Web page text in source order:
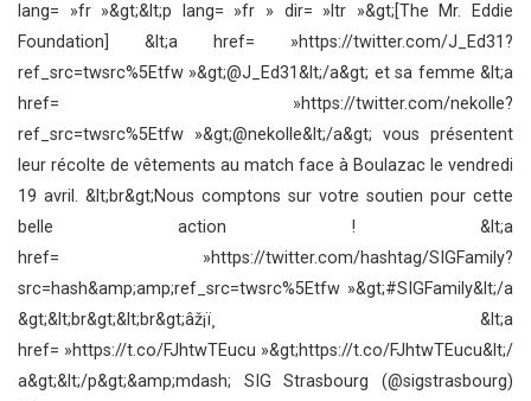
lang= »fr »&gt;&lt;p lang= »fr » dir= »ltr »&gt;[The Mr. Eddie
Foundation] &lt;a href= »https://twitter.com/J_Ed31?
ref_src=twsrc%5Etfw »&gt;@J_Ed31&lt;/a&gt; et sa femme &lt;a
href= »https://twitter.com/nekolle?
ref_src=twsrc%5Etfw »&gt;@nekolle&lt;/a&gt; vous présentent
leur récolte de vêtements au match face à Boulazac le vendredi
19 avril. &lt;br&gt;Nous comptons sur votre soutien pour cette
belle action ! &lt;a
href= »https://twitter.com/hashtag/SIGFamily?
src=hash&amp;amp;ref_src=twsrc%5Etfw »&gt;#SIGFamily&lt;/a
&gt;&lt;br&gt;&lt;br&gt;âž¡ï¸ &lt;a
href= »https://t.co/FJhtwTEucu »&gt;https://t.co/FJhtwTEucu&lt;/
a&gt;&lt;/p&gt;&amp;mdash; SIG Strasbourg (@sigstrasbourg)